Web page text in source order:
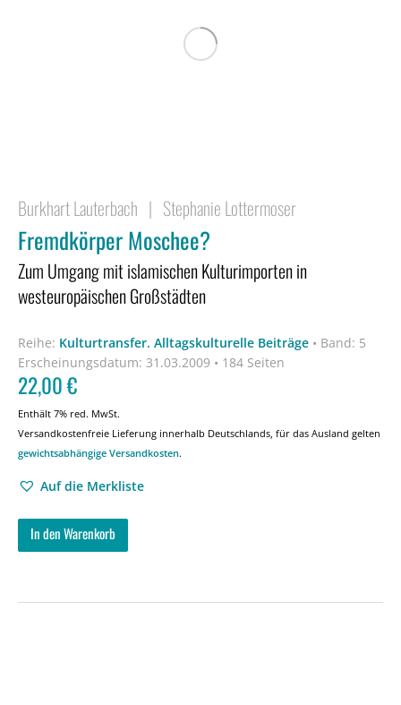
Burkhart Lauterbach | Stephanie Lottermoser
Fremdkörper Moschee?
Zum Umgang mit islamischen Kulturimporten in
westeuropäischen Großstädten
Reihe: Kulturtransfer. Alltagskulturelle Beiträge • Band: 5
Erscheinungsdatum: 31.03.2009 • 184 Seiten
22,00€
Enthält 7% red. MwSt.
Versandkostenfreie Lieferung innerhalb Deutschlands, für das Ausland gelten
gewichtsabhängige Versandkosten.
Auf die Merkliste
In den Warenkorb